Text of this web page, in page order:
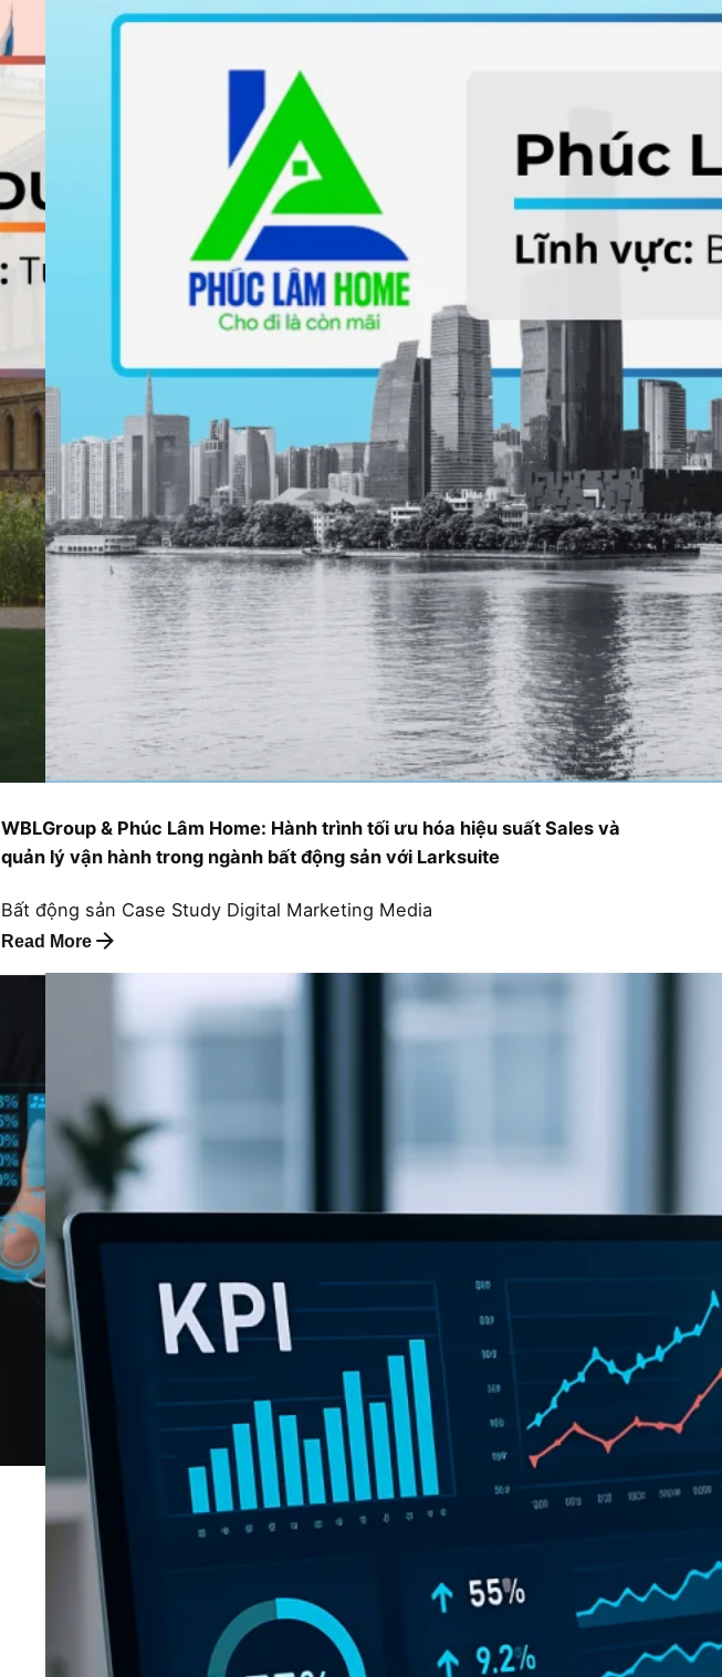
WBLGroup & Phúc Lâm Home: Hành trình tối ưu hóa hiệu suất Sales và
quản lý vận hành trong ngành bất động sản với Larksuite
Bất động sản Case Study Digital Marketing Media
Read More